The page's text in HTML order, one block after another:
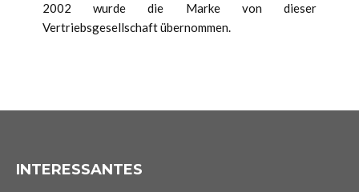
2002 wurde die Marke von dieser
Vertriebsgesellschaft übernommen.
INTERESSANTES